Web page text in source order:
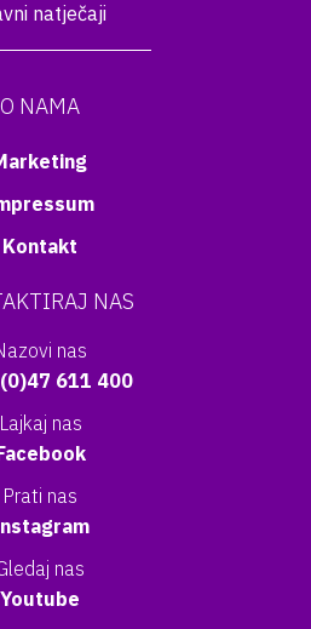
natječaji
O NAMA
Kontakt
NAS
nas
611 400
Lajkaj nas
Prati nas
nas
Youtube